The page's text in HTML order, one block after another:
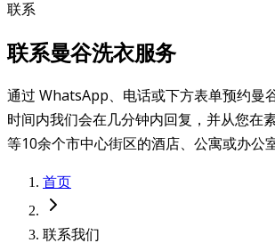
联系
联系曼谷洗衣服务
通过 WhatsApp、电话或下方表单预约曼
时间内我们会在几分钟内回复，并从您在
等10余个市中心街区的酒店、公寓或办公
首页
联系我们